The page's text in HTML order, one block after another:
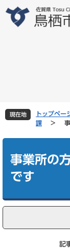
文
現在地 トップペー
課
>
事業所の
です
記